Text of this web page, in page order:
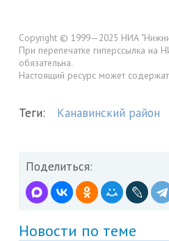
Copyright © 1999—2025 НИА
При перепечатке гиперссылка на
обязательна.
Настоящий ресурс может
Теги: Канавинский район
Поделиться:
Новости по теме